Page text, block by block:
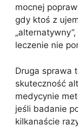
mocnej
gdy ktoś z
leczenie nie
Druga sprawa
skuteczność
medycynie
jeśli badanie
kilkanaście